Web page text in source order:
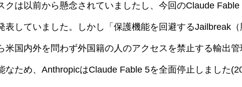
クは以前から懸念されていましたし、今回のClaude
表していました。しかし「保護機能を回避するJailbreak
米国内外を問わず外国籍の人のアクセスを禁止する輸出
なため、AnthropicはClaude Fable 5を全面停止しました